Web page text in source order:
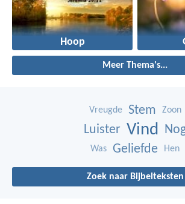
Hoop
Meer Thema's...
Vreugde Stem Zoon
Luister Vind
Was Geliefde Hen
Zoek naar Bijbelteksten